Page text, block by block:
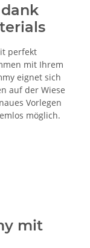
perfekt
mit Ihrem
eignet sich
auf der Wiese
Vorlegen
möglich.
mit